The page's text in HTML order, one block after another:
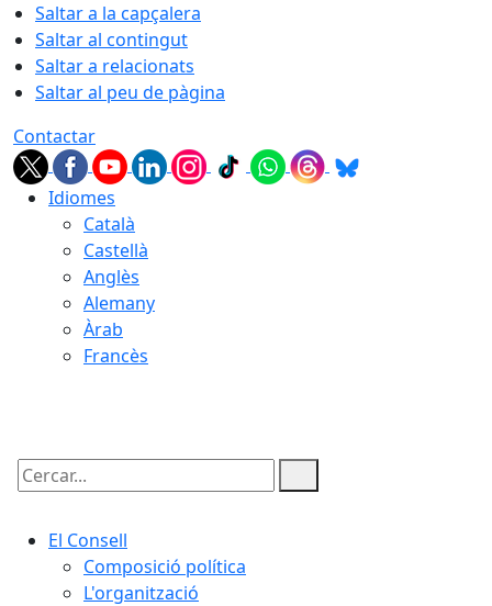
Saltar a la capçalera
Saltar al contingut
Saltar a relacionats
Saltar al peu de pàgina
Contactar
Idiomes
Català
Castellà
Anglès
Alemany
Àrab
Francès
Cercar:
El Consell
Composició política
L'organització